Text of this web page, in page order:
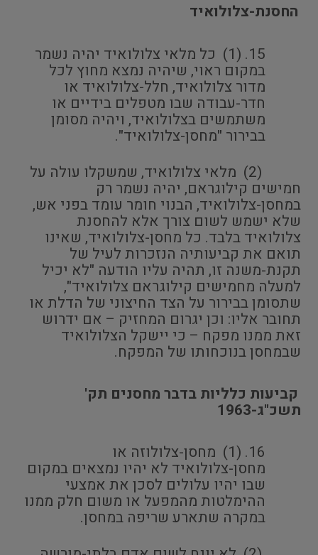
החסנת-צלולואיד
(1) כל מלאי צלולואיד יהיה נשמר
במקום ראוי, שיהיה נמצא מחוץ לכל
מדור צלולואיד, חלל-צלולואיד או
חדר-עבודה שבו מטפלים בידיים או
משתמשים בצלולואיד, ויהיה מסומן
בבירור "מחסן-צלולואיד".
(2) מלאי צלולואיד, שמשקלו עולה על
חמישים קילוגראם, יהיה נשמר רק
במחסן-צלולואיד, הבנוי חומר עומד בפני אש,
שלא ישמש לשום צורך אלא להחסנת
צלולואיד בלבד. כל מחסן-צלולואיד, שאינו
תואם את קביעותיה הנזכרות לעיל של
תקנת-משנה זו, תהיה עליו הודעה "לא יכיל
למעלה מחמישים קילוגראם צלולואיד",
שתסומן בבירור על הצד החיצוני של הדלת או
תחובר אליו: וכן יגרום המחזיק – אם ידרוש
זאת ממנו מפקח – כי יישקל הצלולואיד
שבמחסן בנוכחותו של המפקח.
קביעות כלליות בדבר מחסנים תק'
תשכ"ג-1963
(1) מחסן-צלולוזה או
מחסן-צלולואיד לא יהיו נמצאים במקום
שבו יהיו עלולים לסכן את אמצעי
ההימלטות מהמפעל או משום חלק ממנו
במקרה שתארע שריפה במחסן.